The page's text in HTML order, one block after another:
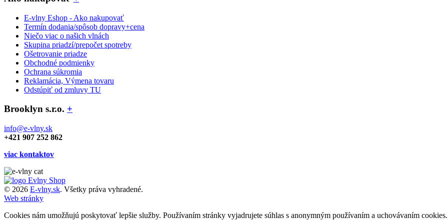
E-vlny Eshop - Ako nakupovať
Termín dodania/spôsob dopravy+cena
Niečo viac o našich vlnách
Skupina priadzí/prepočet spotreby
Ošetrovanie priadze
Obchodné podmienky
Ochrana súkromia
Reklamácia, Výmena tovaru
Odstúpiť od zmluvy TU
Brooklyn s.r.o. +
info@e-vlny.sk
+421 907 252 862
viac kontaktov
© 2026 E-vlny.sk. Všetky práva vyhradené.
Web stránky
Cookies nám umožňujú poskytovať lepšie služby. Používaním stránky vyjadrujete súhlas s anonymným používaním a uchovávaním cookies.